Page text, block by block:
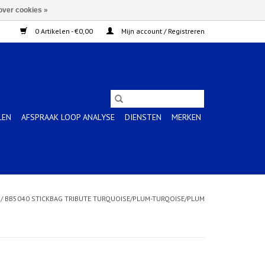
0 Artikelen - €0,00 Mijn account / Registreren
AFSPRAAK LOOP ANALYSE DIENSTEN MERKEN
/ BB5040 STICKBAG TRIBUTE TURQUOISE/PLUM-TURQOISE/PLUM
cookies »